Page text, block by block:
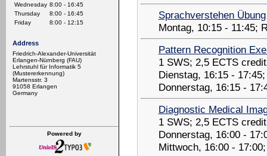
Wednesday 8:00 - 16:45
Thursday
8:00 - 16:45
Friday
8:00 - 12:15
Address
Friedrich-Alexander-Universität
Erlangen-Nürnberg (FAU)
Lehrstuhl für Informatik 5
(Mustererkennung)
Martensstr. 3
91058 Erlangen
Germany
Powered by
Sprachverstehen Übung
Montag, 10:15 - 11:45;
Pattern Recognition
1 SWS; 2,5 ECTS
Dienstag, 16:15 -
Donnerstag, 16:15 -
Diagnostic Medical
1 SWS; 2,5 ECTS
Donnerstag, 16:00 -
Mittwoch, 16:00 -